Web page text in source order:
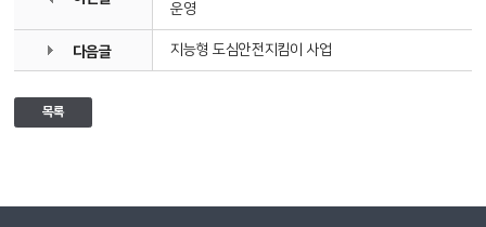
운영
다음글 지능형 도심안전지킴이 사업
목록